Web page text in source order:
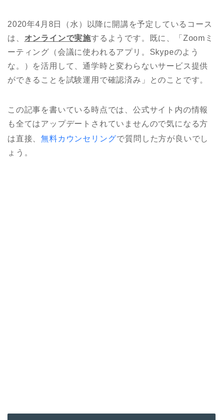
2020年4月8日（水）以降に開講を予定しているコース
は、 オンラインで実施するようです。既に、「Zoomミ
ーティング（会議に使われるアプリ。Skypeのよう
な。）を活用して、通学時と変わらないサービス提供
ができることを試験運用で確認済み」とのことです。
この記事を書いている時点では、公式サイト内の情報
も全てはアップデートされていませんので気になる方
は直接、無料カウンセリングで質問した方が良いでし
ょう。